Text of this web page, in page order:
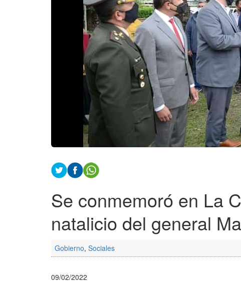
Se conmemoró en La
natalicio del general
Gobierno, Sociales
09/02/2022